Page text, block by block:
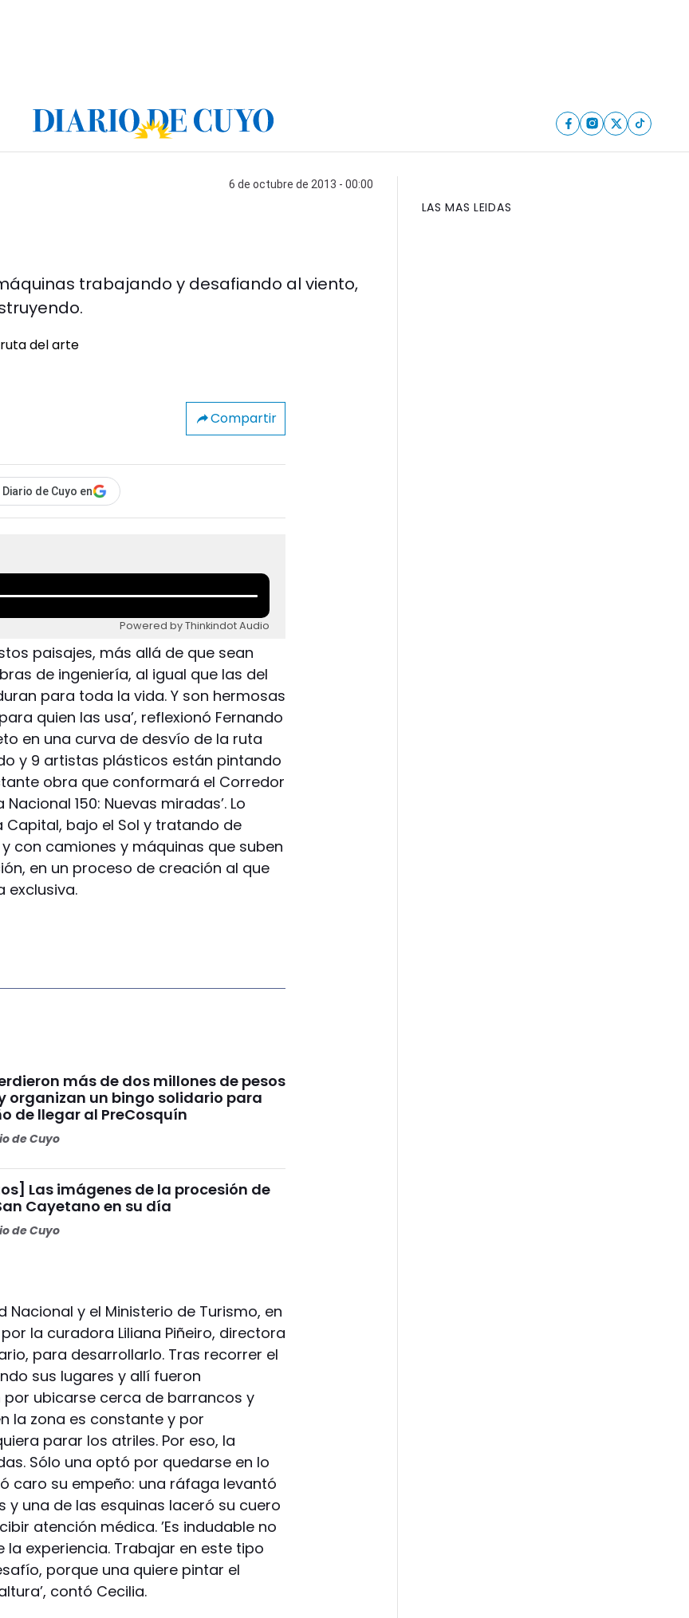
6 de octubre de 2013 - 00:00
trabajando y desafiando al viento,
Compartir
de Cuyo en
Powered by Thinkindot Audio
paisajes, más allá de que sean
de ingeniería, al igual que las del
para toda la vida. Y son hermosas
quien las usa’, reflexionó Fernando
en una curva de desvío de la ruta
y 9 artistas plásticos están pintando
obra que conformará el Corredor
150: Nuevas miradas’. Lo
bajo el Sol y tratando de
con camiones y máquinas que suben
en un proceso de creación al que
exclusiva.
más de dos millones de pesos
organizan un bingo solidario para
de llegar al PreCosquín
de Cuyo
Las imágenes de la procesión de
Cayetano en su día
de Cuyo
y el Ministerio de Turismo, en
la curadora Liliana Piñeiro, directora
para desarrollarlo. Tras recorrer el
sus lugares y allí fueron
ubicarse cerca de barrancos y
la zona es constante y por
parar los atriles. Por eso, la
Sólo una optó por quedarse en lo
caro su empeño: una ráfaga levantó
una de las esquinas laceró su cuero
atención médica. ’Es indudable no
experiencia. Trabajar en este tipo
porque una quiere pintar el
contó Cecilia.
LAS MAS LEIDAS